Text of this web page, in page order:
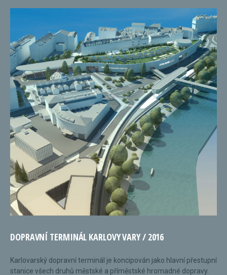
DOPRAVNÍ TERMINÁL KARLOVY VARY / 2016
Karlovarský dopravní terminál je koncipován jako hlavní přestupní
stanice všech druhů městské a příměstské hromadné dopravy.